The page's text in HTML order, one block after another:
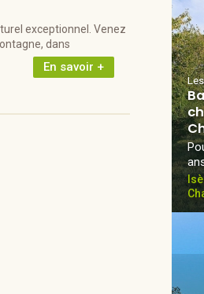
exceptionnel. Venez
dans
En savoir +